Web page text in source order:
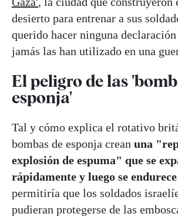
desierto para entrenar a sus
querido hacer ninguna
jamás las han utilizado en una
El peligro de las
esponja'
Tal y cómo explica el rotativo
bombas de esponja crean una
explosión de espuma" que se
rápidamente y luego se endurece
permitiría que los soldados
pudieran protegerse de las